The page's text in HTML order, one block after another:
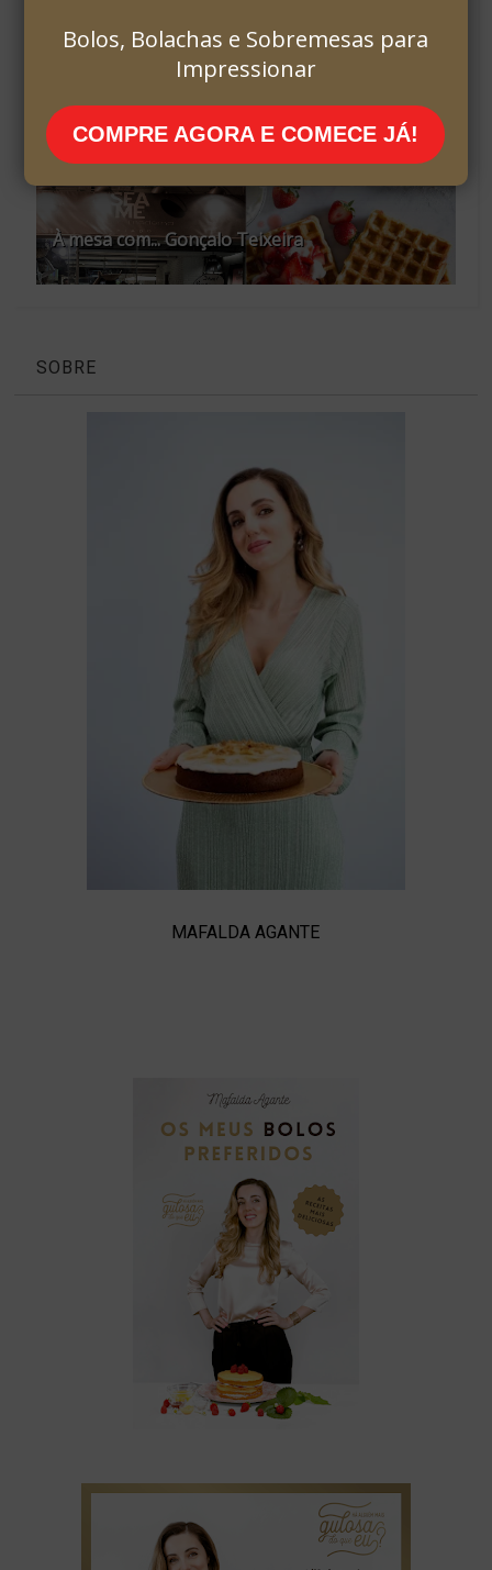
À mesa com...Catarina Camacho
À mesa com... Gonçalo Teixeira
SOBRE
MAFALDA AGANTE
Bolos, Bolachas e Sobremesas para
Impressionar
COMPRE AGORA E COMECE JÁ!